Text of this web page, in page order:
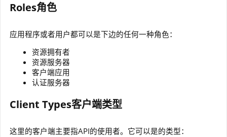
Roles角色
应用程序或者用户都可以是下边的任何一种角色：
资源拥有者
资源服务器
客户端应用
认证服务器
Client Types客户端类型
这里的客户端主要指API的使用者。它可以是的类型：